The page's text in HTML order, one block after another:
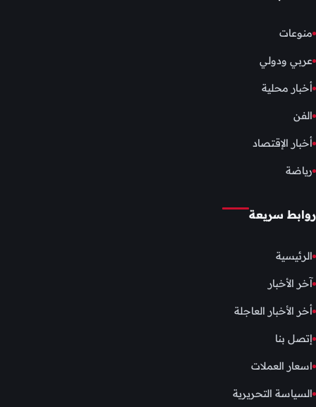
منوعات
عربي ودولي
أخبار محلية
الفن
أخبار الإقتصاد
رياضة
روابط سريعة
الرئيسية
آخر الأخبار
أخر الأخبار العاجلة
إتصل بنا
اسعار العملات
السياسة التحريرية